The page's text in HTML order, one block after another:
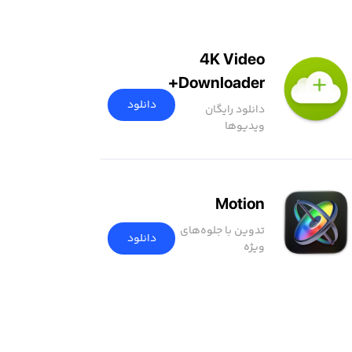
4K Video
Downloader+
دانلود رایگان
ویدیوها
دانلود
Motion
تدوین با جلوه‌های
ویژه
دانلود